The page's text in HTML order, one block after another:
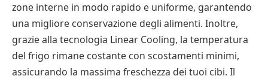
zone interne in modo rapido e uniforme, garantendo
una migliore conservazione degli alimenti. Inoltre,
grazie alla tecnologia Linear Cooling, la temperatura
del frigo rimane costante con scostamenti minimi,
assicurando la massima freschezza dei tuoi cibi. Il